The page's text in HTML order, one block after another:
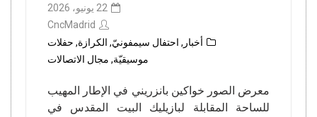
22 يونيو، 2026
CncMadrid
أخبار , احتفال سيمفونيّ, الكرازة, حفلات
موسيقيّة, مجال الاتصالات
معرض الصور خواكين بانزريني في الإطار المهيب
للساحة المقابلة لبازيليك البيت المقدس في